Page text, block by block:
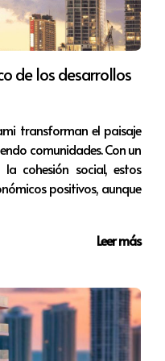
requerir un mayor
Algunas áreas pueden
según el mercado
el tipo de préstamo
casos prácticos.
primeriza
por un préstamo
su estabilidad
extranjeros,
Europa, están
de los desarrollos
transforman el paisaje
comunidades. Con un
cohesión social, estos
positivos, aunque
Leer más